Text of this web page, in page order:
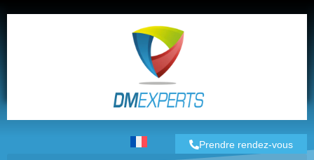
Prendre rendez-vous